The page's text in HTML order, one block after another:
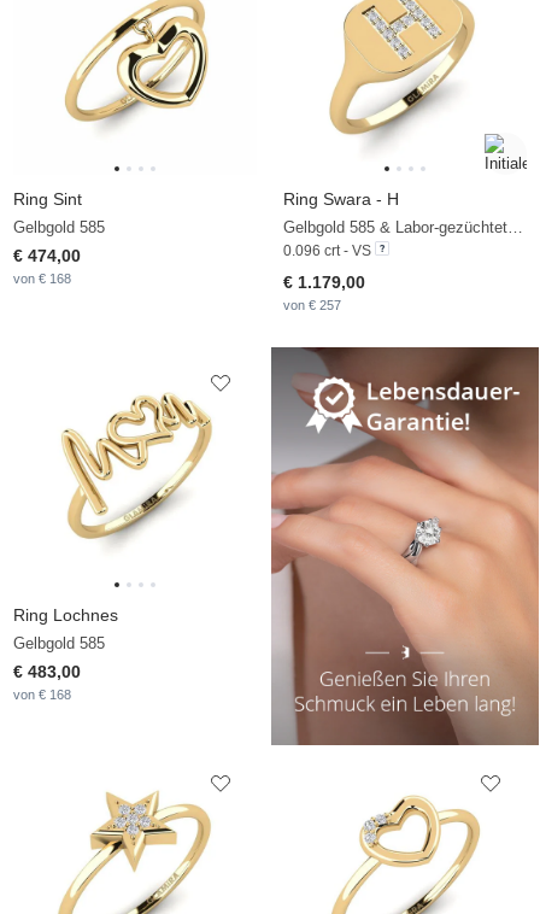
Ring Sint
Gelbgold 585
€ 474,00
von € 168
Ring Swara - H
Gelbgold 585 & Labor-gezüchteter Diamant
0.096 crt - VS
€ 1.179,00
von € 257
Ring Lochnes
Gelbgold 585
€ 483,00
von € 168